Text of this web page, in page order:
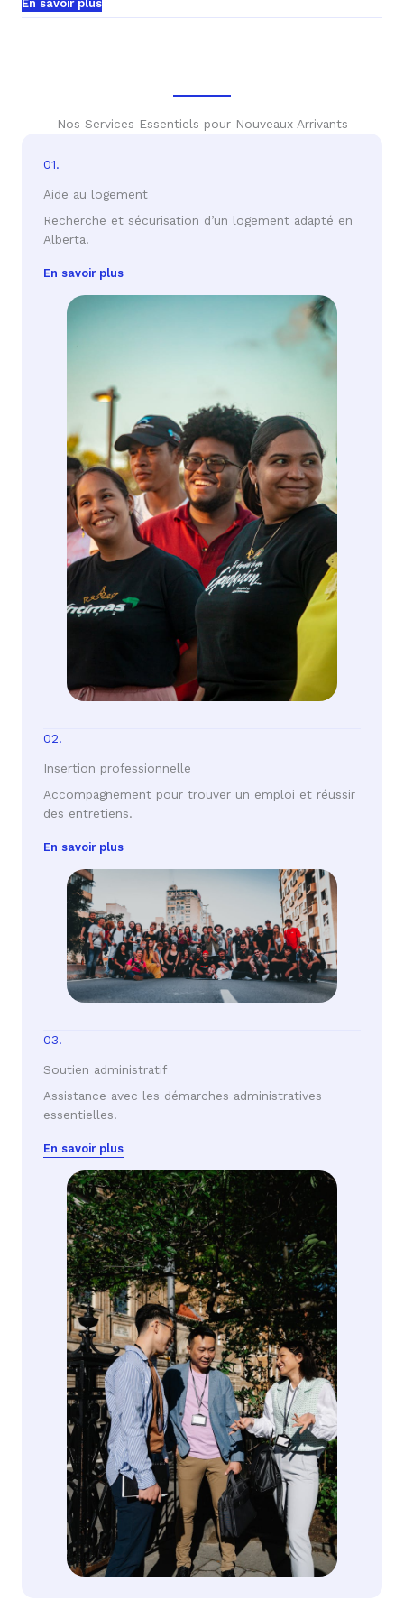
En savoir plus
Nos Services Essentiels pour Nouveaux Arrivants
01.
Aide au logement
Recherche et sécurisation d’un logement adapté en
Alberta.
En savoir plus
02.
Insertion professionnelle
Accompagnement pour trouver un emploi et réussir
des entretiens.
En savoir plus
03.
Soutien administratif
Assistance avec les démarches administratives
essentielles.
En savoir plus